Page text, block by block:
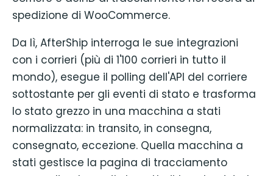
spedizione di WooCommerce.
Da lì, AfterShip interroga le sue integrazioni
con i corrieri (più di 1'100 corrieri in tutto il
mondo), esegue il polling dell'API del corriere
sottostante per gli eventi di stato e trasforma
lo stato grezzo in una macchina a stati
normalizzata: in transito, in consegna,
consegnato, eccezione. Quella macchina a
stati gestisce la pagina di tracciamento